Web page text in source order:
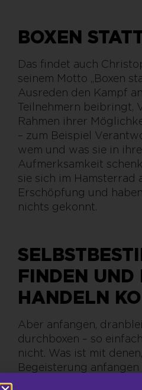
BOXEN
Das findet auch
seinem Motto „Boxen
Ausreden den Kampf
Teilnehmern beibringt,
Rahmen ihrer
– zum Beispiel
wem und was sie in
Aufmerksamkeit
sie sich im Hamsterrad
Erschöpfung und
nichts gekonnt.
FINDEN UND
HANDELN
Aber anfangen,
durchboxen – so
nicht. Was ist mit
Begeisterung